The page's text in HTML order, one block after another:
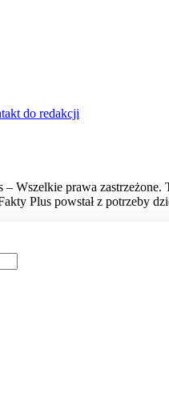
do redakcji
Wszelkie prawa zastrzeżone.
Plus powstał z potrzeby